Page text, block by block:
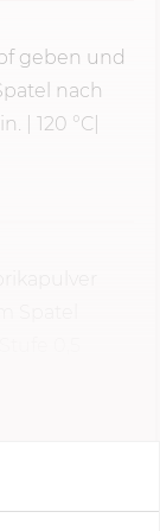
geben und
nach
120 °C